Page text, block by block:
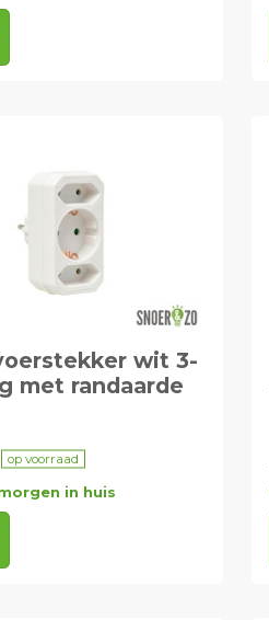
wit 3-
met randaarde
op voorraad
in huis